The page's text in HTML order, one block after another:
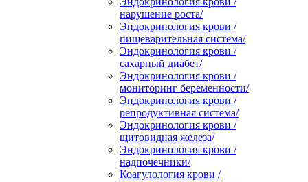
нарушение роста/
Эндокринология крови /
пищеварительная система/
Эндокринология крови /
сахарный диабет/
Эндокринология крови /
мониторинг беременности/
Эндокринология крови /
репродуктивная система/
Эндокринология крови /
щитовидная железа/
Эндокринология крови /
надпочечники/
Коагулология крови /